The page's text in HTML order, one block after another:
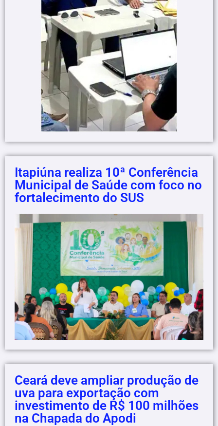
Itapiúna realiza 10ª Conferência
Municipal de Saúde com foco no
fortalecimento do SUS
Ceará deve ampliar produção de
uva para exportação com
investimento de R$ 100 milhões
na Chapada do Apodi